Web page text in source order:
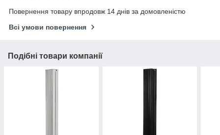
Повернення товару впродовж 14 днів за домовленістю
Всі умови повернення
Подібні товари компанії